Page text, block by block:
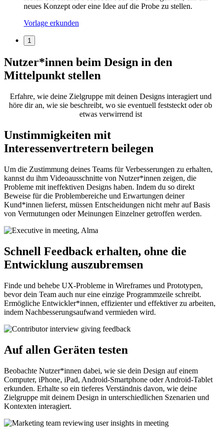
neues Konzept oder eine Idee auf die Probe zu stellen.
Vorlage erkunden
1
Nutzer*innen beim Design in den
Mittelpunkt stellen
Erfahre, wie deine Zielgruppe mit deinen Designs interagiert und
höre dir an, wie sie beschreibt, wo sie eventuell feststeckt oder ob
etwas verwirrend ist
Unstimmigkeiten mit
Interessenvertretern beilegen
Um die Zustimmung deines Teams für Verbesserungen zu erhalten,
kannst du ihm Videoausschnitte von Nutzer*innen zeigen, die
Probleme mit ineffektiven Designs haben. Indem du so direkt
Beweise für die Problembereiche und Erwartungen deiner
Kund*innen lieferst, müssen Entscheidungen nicht mehr auf Basis
von Vermutungen oder Meinungen Einzelner getroffen werden.
Schnell Feedback erhalten, ohne die
Entwicklung auszubremsen
Finde und behebe UX-Probleme in Wireframes und Prototypen,
bevor dein Team auch nur eine einzige Programmzeile schreibt.
Ermögliche Entwickler*innen, effizienter und effektiver zu arbeiten,
indem Nachbesserungsaufwand vermieden wird.
Auf allen Geräten testen
Beobachte Nutzer*innen dabei, wie sie dein Design auf einem
Computer, iPhone, iPad, Android-Smartphone oder Android-Tablet
erkunden. Erhalte so ein tieferes Verständnis davon, wie deine
Zielgruppe mit deinem Design in unterschiedlichen Szenarien und
Kontexten interagiert.